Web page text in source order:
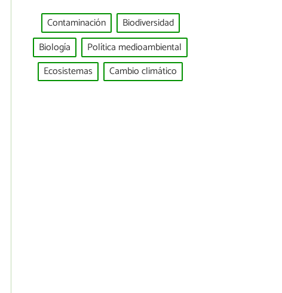
Contaminación
Biodiversidad
Biología
Política medioambiental
Ecosistemas
Cambio climático